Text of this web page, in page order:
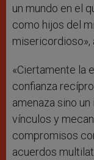
un mundo en el
como hijos del
misericordioso»,
«Ciertamente la
confianza
amenaza sino
vínculos y
compromisos
acuerdos